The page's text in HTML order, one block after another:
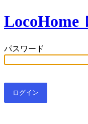
LocoHome
パスワード